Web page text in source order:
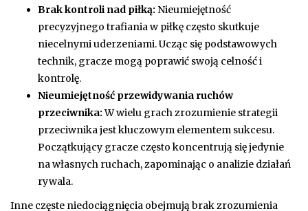
Brak kontroli nad piłką: Nieumiejętność
precyzyjnego trafiania w piłkę często skutkuje
niecelnymi uderzeniami. Ucząc się podstawowych
technik, gracze mogą poprawić swoją celność i
kontrolę.
Nieumiejętność przewidywania ruchów
przeciwnika:W wielu grach zrozumienie strategii
przeciwnika jest kluczowym elementem sukcesu.
Początkujący gracze często koncentrują się jedynie
na własnych ruchach, zapominając o analizie działań
rywala.
Inne częste niedociągnięcia obejmują brak zrozumienia